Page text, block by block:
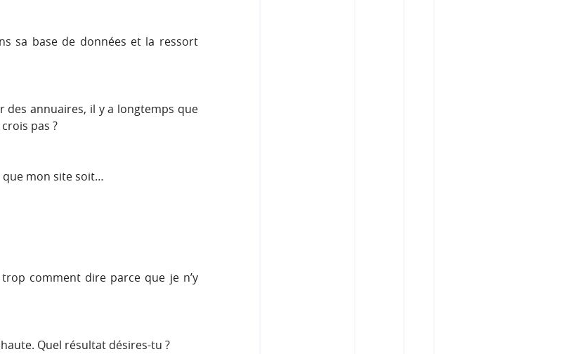
sa base de données et la ressort
des annuaires, il y a longtemps que
pas ?
que mon site soit…
comment dire parce que je n’y
Quel résultat désires-tu ?